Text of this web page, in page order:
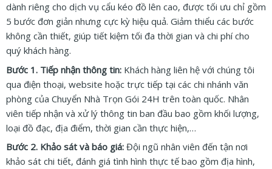
dành riêng cho dịch vụ cẩu kéo đồ lên cao, được tối ưu chỉ gồm
5 bước đơn giản nhưng cực kỳ hiệu quả. Giảm thiểu các bước
không cần thiết, giúp tiết kiệm tối đa thời gian và chi phí cho
quý khách hàng.
Bước 1. Tiếp nhận thông tin: Khách hàng liên hệ với chúng tôi
qua điện thoại, website hoặc trực tiếp tại các chi nhánh văn
phòng của Chuyển Nhà Trọn Gói 24H trên toàn quốc. Nhân
viên tiếp nhận và xử lý thông tin ban đầu bao gồm khối lượng,
loại đồ đạc, địa điểm, thời gian cần thực hiện,…
Bước 2. Khảo sát và báo giá: Đội ngũ nhân viên đến tận nơi
khảo sát chi tiết, đánh giá tình hình thực tế bao gồm địa hình,